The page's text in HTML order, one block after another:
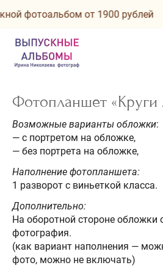
фотоальбом от 1900 рублей
Фотопланшет «Круги
Возможные варианты обложки:
— с портретом на обложке,
— без портрета на обложке,
Наполнение фотопланшета:
1 разворот с виньеткой класса.
Дополнительно:
На оборотной стороне обложки
фотография.
(как вариант наполнения —
фото, можно не включать)